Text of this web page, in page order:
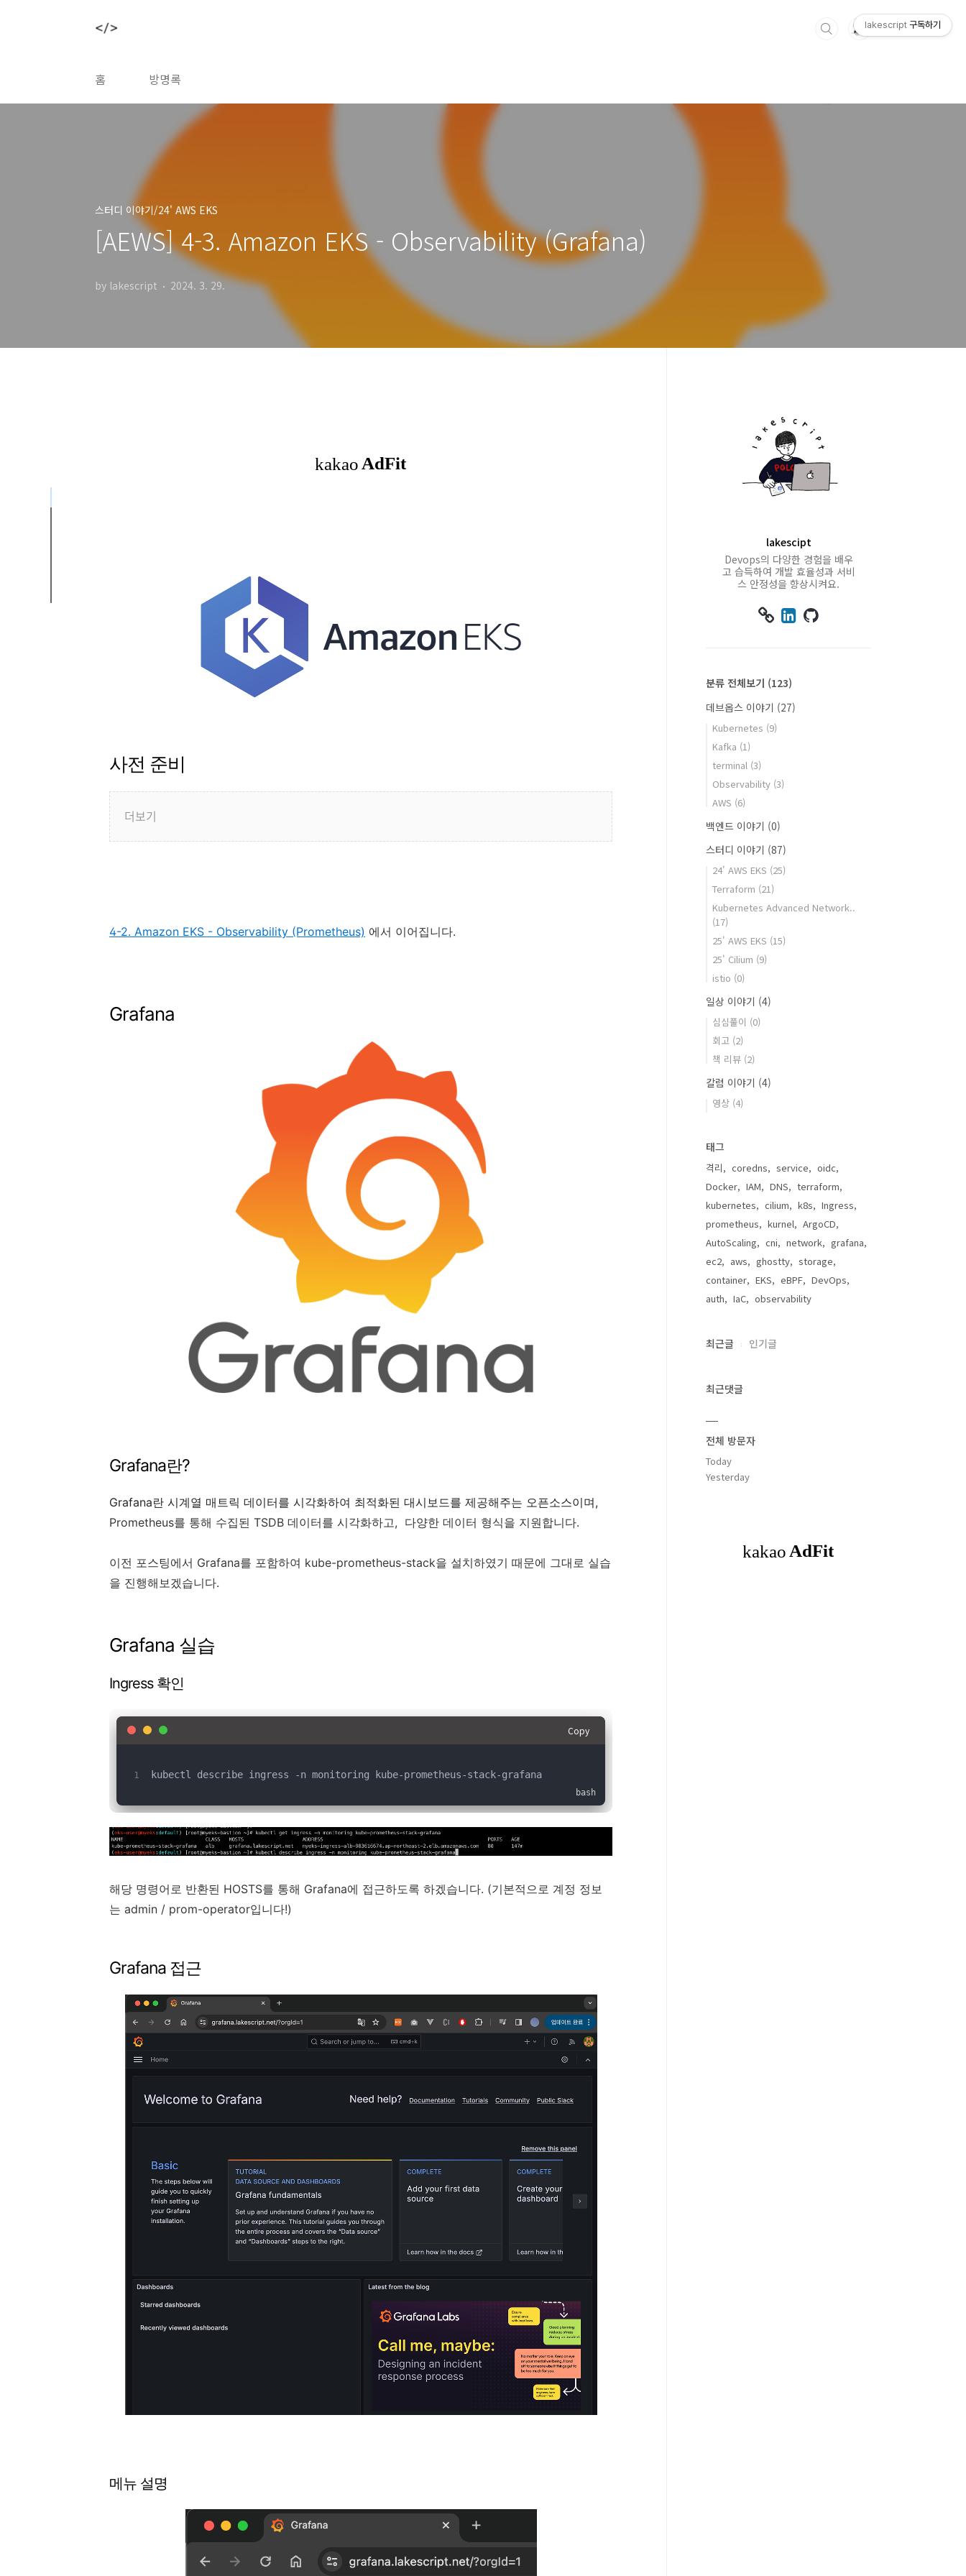
홈 방명록
스터디 이야기/24' AWS EKS
[AEWS] 4-3. Amazon EKS - Observability (Grafana)
by lakescript 2024. 3. 29.
사전 준비
더보기
4-2. Amazon EKS - Observability (Prometheus) 에서 이어집니다.
Grafana
Grafana란?
Grafana란 시계열 매트릭 데이터를 시각화하여 최적화된 대시보드를 제공해주는 오픈소스이며,
Prometheus를 통해 수집된 TSDB 데이터를 시각화하고, 다양한 데이터 형식을 지원합니다.
이전 포스팅에서 Grafana를 포함하여 kube-prometheus-stack을 설치하였기 때문에 그대로 실습
을 진행해보겠습니다.
Grafana 실습
Ingress 확인
Copy
kubectl describe ingress -n monitoring kube-prometheus-stack-grafana
해당 명령어로 반환된 HOSTS를 통해 Grafana에 접근하도록 하겠습니다. (기본적으로 계정 정보
는 admin / prom-operator입니다!)
Grafana 접근
메뉴 설명
lakescipt
Devops의 다양한 경험을 배우
고 습득하여 개발 효율성과 서비
스 안정성을 향상시켜요.
  
분류 전체보기 (123)
데브옵스 이야기 (27)
Kubernetes (9)
Kafka (1)
terminal (3)
Observability (3)
AWS (6)
백엔드 이야기 (0)
스터디 이야기 (87)
24' AWS EKS (25)
Terraform (21)
Kubernetes Advanced Network..
(17)
25' AWS EKS (15)
25' Cilium (9)
istio (0)
일상 이야기 (4)
심심풀이 (0)
회고 (2)
책 리뷰 (2)
칼럼 이야기 (4)
영상 (4)
태그
격리 coredns service
oidc
Docker
IAM DNS
terraform
kubernetes
cilium k8s
Ingress
prometheus
kurnel
ArgoCD
AutoScaling
cni network
grafana
ec2
aws ghostty
storage
container
EKS eBPF
DevOps
auth
IaC observability
최근글 인기글
최근댓글
전체 방문자
Today
Yesterday
lakescript 구독하기